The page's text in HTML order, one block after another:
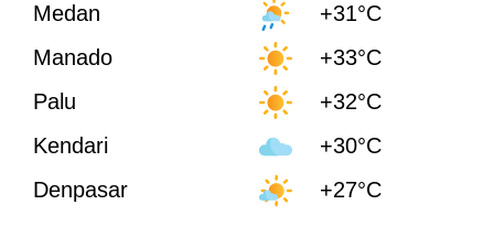
Medan
+31°C
Manado
+33°C
Palu
+32°C
Kendari
+30°C
Denpasar
+27°C